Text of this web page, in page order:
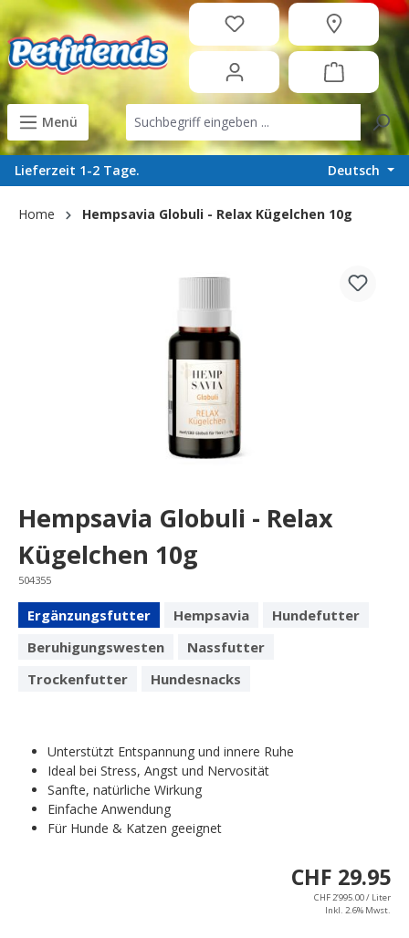
content
Menü
Lieferzeit 1-2 Tage. Deutsch
Home Hempsavia Globuli - Relax Kügelchen 10g
Hempsavia Globuli - Relax
Kügelchen 10g
504355
Ergänzungsfutter Hempsavia
Hundefutter
Beruhigungswesten
Nassfutter
Trockenfutter
Hundesnacks
Unterstützt Entspannung und innere Ruhe
Ideal bei Stress, Angst und Nervosität
Sanfte, natürliche Wirkung
Einfache Anwendung
Für Hunde & Katzen geeignet
CHF 29.95
CHF 2’995.00 / Liter
Inkl. 2.6% Mwst.